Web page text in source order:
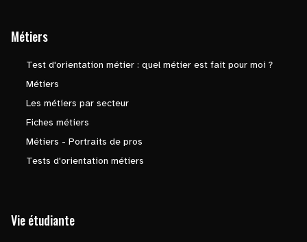
Métiers
Test d'orientation métier : quel métier est fait pour moi ?
Métiers
Les métiers par secteur
Fiches métiers
Métiers - Portraits de pros
Tests d'orientation métiers
Vie étudiante